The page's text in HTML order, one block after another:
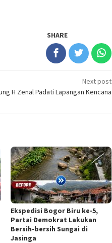
SHARE
Next post
H Zenal Padati Lapangan Kencana
Ekspedisi Bogor Biru ke-5,
Partai Demokrat Lakukan
Bersih-bersih Sungai di
Jasinga